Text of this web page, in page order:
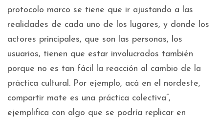
protocolo marco se tiene que ir ajustando a las
realidades de cada uno de los lugares, y donde los
actores principales, que son las personas, los
usuarios, tienen que estar involucrados también
porque no es tan fácil la reacción al cambio de la
práctica cultural. Por ejemplo, acá en el nordeste,
compartir mate es una práctica colectiva”,
ejemplifica con algo que se podría replicar en